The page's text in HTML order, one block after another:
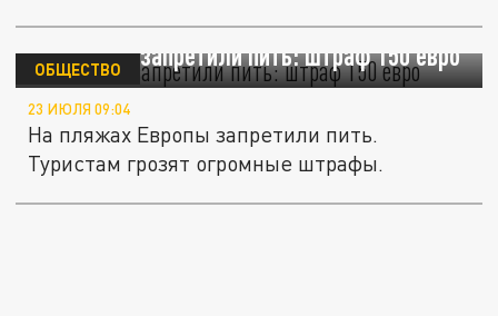
На пляжах запретили пить: штраф 150 евро
ОБЩЕСТВО
23 ИЮЛЯ 09:04
На пляжах Европы запретили пить.
Туристам грозят огромные штрафы.